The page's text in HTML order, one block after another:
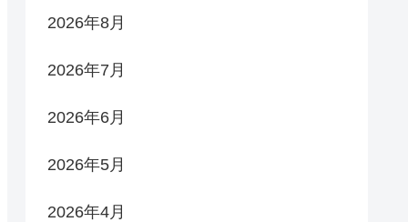
2026年8月
2026年7月
2026年6月
2026年5月
2026年4月